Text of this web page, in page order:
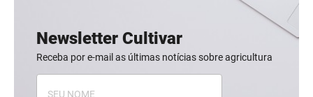
Newsletter Cultivar
Receba por e-mail as últimas notícias sobre agricultura